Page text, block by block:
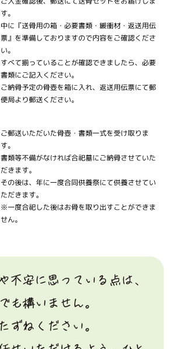
す。
中に『送骨用の箱・必要書類・緩衝材・返送用伝
票』を準備しておりますので内容をご確認くださ
い。
すべて揃っていることが確認できましたら、必要
書類にご記入ください。
ご納骨予定の骨壺を箱に入れ、返送用伝票にて郵
便局より郵送ください。
ご郵送いただいた骨壺・書類一式を受け取りま
す。
書類等不備がなければ合祀墓にご納骨させていた
だきます。
その後は、年に一度合同供養祭にて供養させてい
ただきます。
※一度合祀した後はお骨を取り出すことができま
せん。